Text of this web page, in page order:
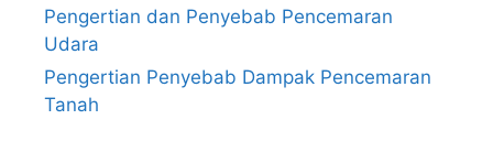
Pengertian dan Penyebab Pencemaran
Udara
Pengertian Penyebab Dampak Pencemaran
Tanah